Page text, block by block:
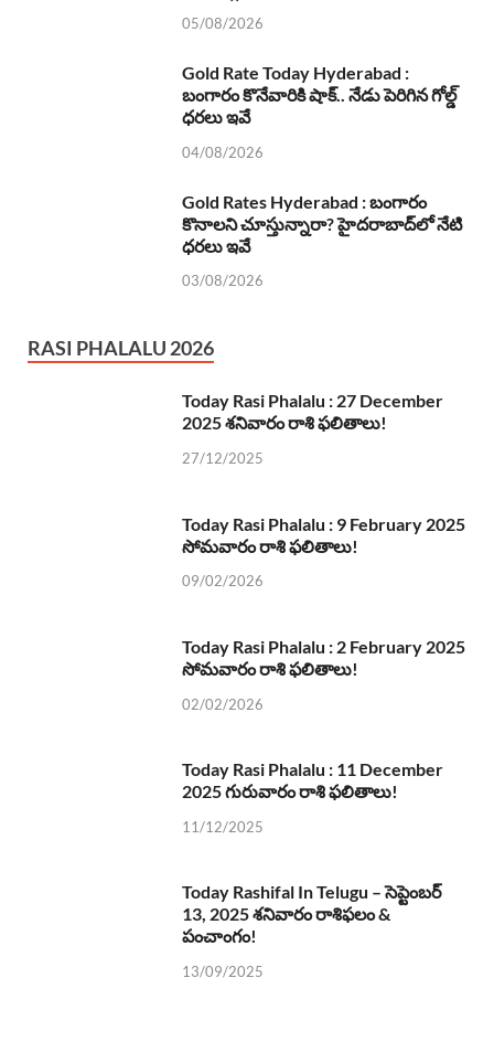
05/08/2026
Gold Rate Today Hyderabad :
బంగారం కొనేవారికి షాక్.. నేడు పెరిగిన గోల్డ్
ధరలు ఇవే
04/08/2026
Gold Rates Hyderabad : బంగారం
కొనాలని చూస్తున్నారా? హైదరాబాద్‌లో నేటి
ధరలు ఇవే
03/08/2026
RASI PHALALU 2026
Today Rasi Phalalu : 27 December
2025 శనివారం రాశి ఫలితాలు!
27/12/2025
Today Rasi Phalalu : 9 February 2025
సోమవారం రాశి ఫలితాలు!
09/02/2026
Today Rasi Phalalu : 2 February 2025
సోమవారం రాశి ఫలితాలు!
02/02/2026
Today Rasi Phalalu : 11 December
2025 గురువారం రాశి ఫలితాలు!
11/12/2025
Today Rashifal In Telugu – సెప్టెంబర్
13, 2025 శనివారం రాశిఫలం &
పంచాంగం!
13/09/2025